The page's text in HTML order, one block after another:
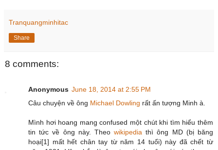
Tranquangminhitac
Share
8 comments:
Anonymous June 18, 2014 at 2:55 PM
Câu chuyện về ông Michael Dowling rất ấn tượng Minh à.
Mình hơi hoang mang confused một chút khi tìm hiểu thêm
tin tức về ông này. Theowikipedia thì ông MD (bị băng
hoại[1] mất hết chân tay từ năm 14 tuổi) này đã chết từ